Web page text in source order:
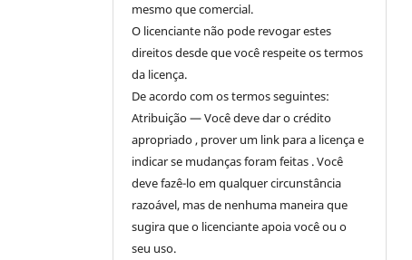
mesmo que comercial.
O licenciante não pode revogar estes
direitos desde que você respeite os termos
da licença.
De acordo com os termos seguintes:
Atribuição — Você deve dar o crédito
apropriado , prover um link para a licença e
indicar se mudanças foram feitas . Você
deve fazê-lo em qualquer circunstância
razoável, mas de nenhuma maneira que
sugira que o licenciante apoia você ou o
seu uso.